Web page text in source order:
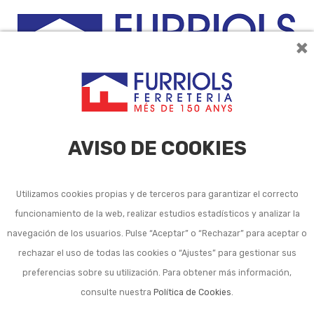
×
AVISO DE COOKIES
Utilizamos cookies propias y de terceros para garantizar el correcto
funcionamiento de la web, realizar estudios estadísticos y analizar la
navegación de los usuarios. Pulse “Aceptar” o “Rechazar” para aceptar o
rechazar el uso de todas las cookies o “Ajustes” para gestionar sus
preferencias sobre su utilización. Para obtener más información,
consulte nuestra Política de Cookies.
La página que busca no
se ha encontrado.